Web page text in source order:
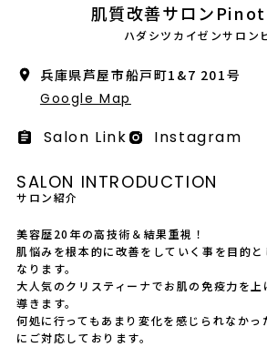
採用情報
製品導入について
お問い合わせ
肌質改善サロン
ハダシツカイゼンサロン
兵庫県芦屋市船戸町1&7 201号
Google Map
Salon Link Instagram
SALON INTRODUCTION
サロン紹介
美容歴20年の高技術＆結果重視！
肌悩みを根本的に改善をしていく事を目的
なります。
大人気のクリスティーナでお肌の免疫力を
導きます。
何処に行ってもあまり変化を感じられなか
にご対応しております。